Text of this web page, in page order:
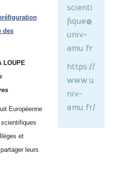
des
LOUPE
Européenne
et
leurs
scienti
fique@
univ-
amu.fr
https://
www.u
niv-
amu.fr/